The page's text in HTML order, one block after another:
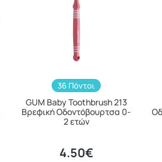
36 Πόντοι
GUM Baby Toothbrush 213
Βρεφική Οδοντόβουρτσα 0-
2 ετών
4.50€